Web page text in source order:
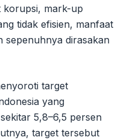
korupsi, mark-up
tidak efisien, manfaat
sepenuhnya dirasakan
target
yang
5,8–6,5 persen
target tersebut